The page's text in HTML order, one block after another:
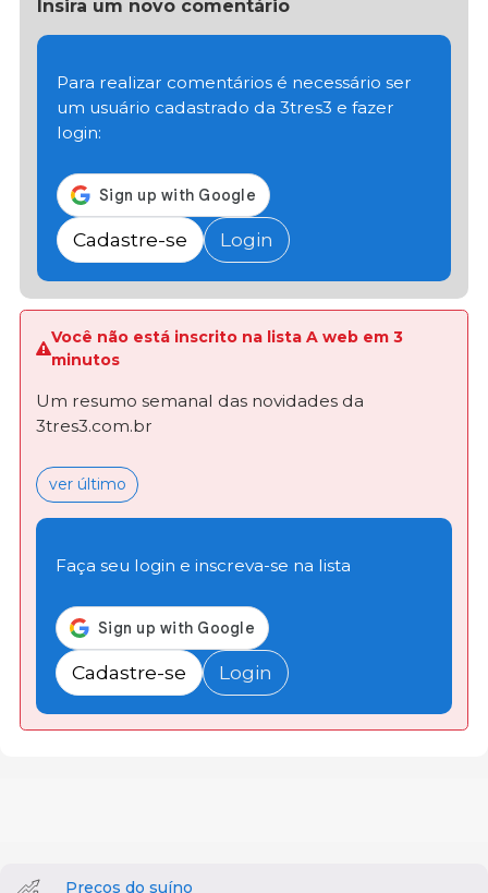
Insira um novo comentário
Para realizar comentários é necessário ser
um usuário cadastrado da 3tres3 e fazer
login:
Cadastre-se Login
Você não está inscrito na lista A web em 3
minutos
Um resumo semanal das novidades da
3tres3.com.br
ver último
Faça seu login e inscreva-se na lista
Cadastre-se Login
Preços do suíno